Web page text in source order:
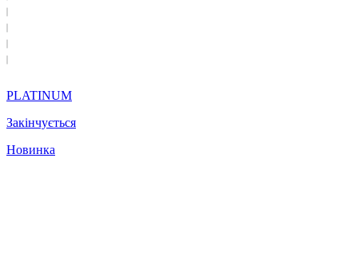
PLATINUM
Закінчується
Новинка